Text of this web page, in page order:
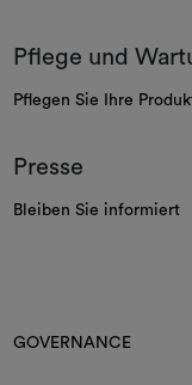
Pflege und
Pflegen Sie Ihre
Presse
Bleiben Sie informiert
GOVERNANCE